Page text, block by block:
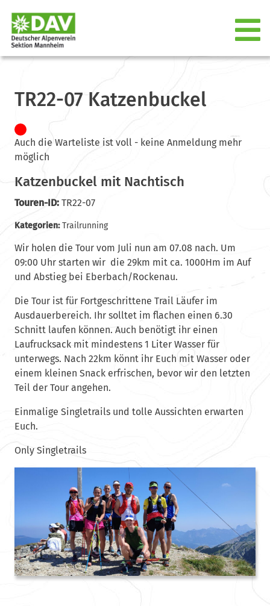
TR22-07 Katzenbuckel
Auch die Warteliste ist voll - keine Anmeldung mehr
möglich
Katzenbuckel mit Nachtisch
Touren-ID:TR22-07
Kategorien:Trailrunning
Wir holen die Tour vom Juli nun am 07.08 nach. Um
09:00 Uhr starten wir die 29km mit ca. 1000Hm im Auf
und Abstieg bei Eberbach/Rockenau.
Die Tour ist für Fortgeschrittene Trail Läufer im
Ausdauerbereich. Ihr solltet im flachen einen 6.30
Schnitt laufen können. Auch benötigt ihr einen
Laufrucksack mit mindestens 1 Liter Wasser für
unterwegs. Nach 22km könnt ihr Euch mit Wasser oder
einem kleinen Snack erfrischen, bevor wir den letzten
Teil der Tour angehen.
Einmalige Singletrails und tolle Aussichten erwarten
Euch.
Only Singletrails